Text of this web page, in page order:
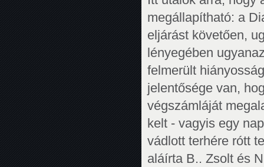
megállapítható: a
eljárást követően,
lényegében
felmerült
jelentősége van,
végszámláját
kelt - vagyis egy
vádlott terhére rótt
aláírta B.. Zsolt és